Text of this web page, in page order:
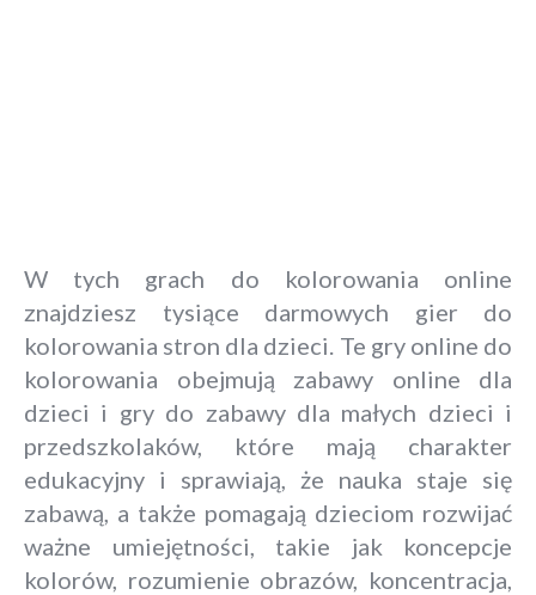
W tych grach do kolorowania online
znajdziesz tysiące darmowych gier do
kolorowania stron dla dzieci. Te gry online do
kolorowania obejmują zabawy online dla
dzieci i gry do zabawy dla małych dzieci i
przedszkolaków, które mają charakter
edukacyjny i sprawiają, że nauka staje się
zabawą, a także pomagają dzieciom rozwijać
ważne umiejętności, takie jak koncepcje
kolorów, rozumienie obrazów, koncentracja,